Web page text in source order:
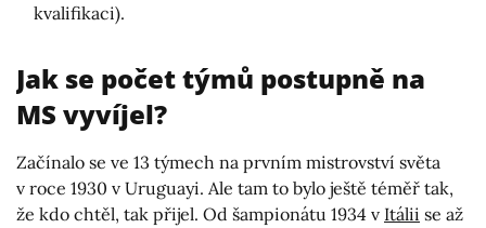
kvalifikaci).
Jak se počet týmů postupně na
MS vyvíjel?
Začínalo se ve 13 týmech na prvním mistrovství světa
v roce 1930 v Uruguayi. Ale tam to bylo ještě téměř tak,
že kdo chtěl, tak přijel. Od šampionátu 1934 v Itálii se až